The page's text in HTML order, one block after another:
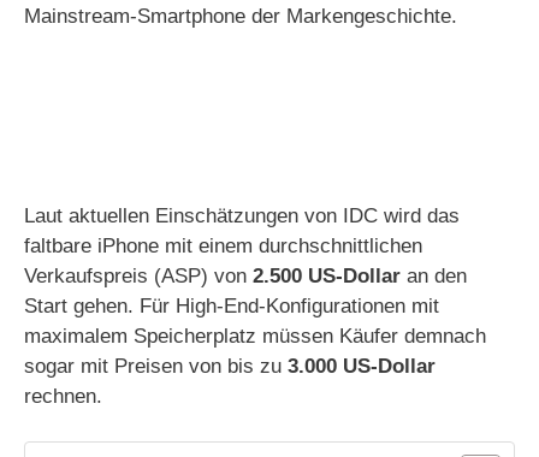
Mainstream-Smartphone der Markengeschichte.
Laut aktuellen Einschätzungen von IDC wird das
faltbare iPhone mit einem durchschnittlichen
Verkaufspreis (ASP) von 2.500 US-Dollar an den
Start gehen. Für High-End-Konfigurationen mit
maximalem Speicherplatz müssen Käufer demnach
sogar mit Preisen von bis zu 3.000 US-Dollar
rechnen.